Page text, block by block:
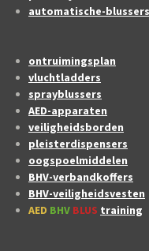
automatische-blussers
ontruimingsplan
vluchtladders
sprayblussers
AED-apparaten
veiligheidsborden
pleisterdispensers
oogspoelmiddelen
BHV-verbandkoffers
BHV-veiligheidsvesten
AED BHV BLUS training